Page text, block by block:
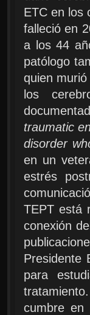
ETC en los
falleció en
a los 44
patólogo
quien
los
traumatic
disorder
en un
estrés
TEPT está
conexión
Presidente
para
cumbre en